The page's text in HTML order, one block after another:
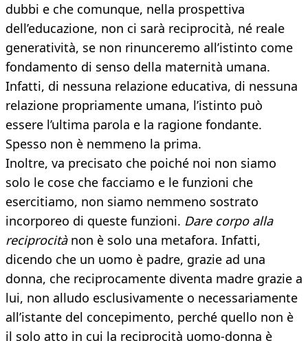
dubbi e che comunque, nella prospettiva
dell’educazione, non ci sarà reciprocità, né reale
generatività, se non rinunceremo all’istinto come
fondamento di senso della maternità umana.
Infatti, di nessuna relazione educativa, di nessuna
relazione propriamente umana, l’istinto può
essere l’ultima parola e la ragione fondante.
Spesso non è nemmeno la prima.
Inoltre, va precisato che poiché noi non siamo
solo le cose che facciamo e le funzioni che
esercitiamo, non siamo nemmeno sostrato
incorporeo di queste funzioni. Dare corpo alla
reciprocitànon è solo una metafora. Infatti,
dicendo che un uomo è padre, grazie ad una
donna, che reciprocamente diventa madre grazie a
lui, non alludo esclusivamente o necessariamente
all’istante del concepimento, perché quello non è
il solo atto in cui la reciprocità uomo-donna è